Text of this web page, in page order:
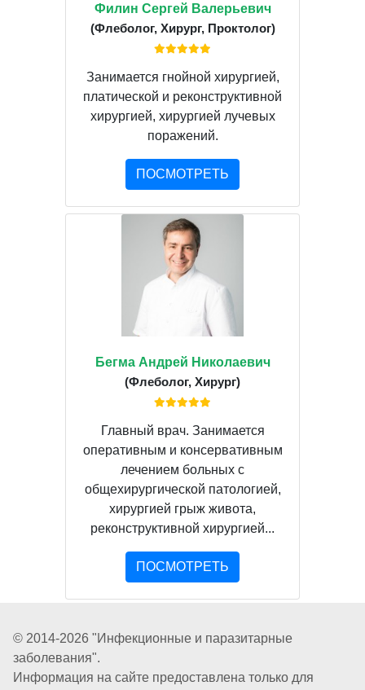
Филин Сергей Валерьевич
(Флеболог, Хирург, Проктолог)
Занимается гнойной хирургией,
платической и реконструктивной
хирургией, хирургией лучевых
поражений.
ПОСМОТРЕТЬ
Бегма Андрей Николаевич
(Флеболог, Хирург)
Главный врач. Занимается
оперативным и консервативным
лечением больных с
общехирургической патологией,
хирургией грыж живота,
реконструктивной хирургией...
ПОСМОТРЕТЬ
© 2014-2026 "Инфекционные и паразитарные
заболевания".
Информация на сайте предоставлена только для